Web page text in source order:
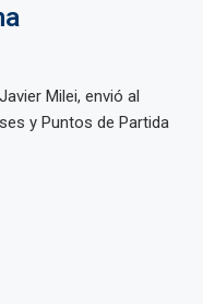
Milei, envió al
y Puntos de Partida